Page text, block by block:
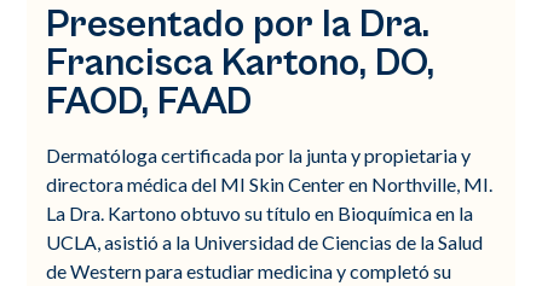
Presentado por la Dra.
Francisca Kartono, DO,
FAOD, FAAD
Dermatóloga certificada por la junta y propietaria y
directora médica del MI Skin Center en Northville, MI.
La Dra. Kartono obtuvo su título en Bioquímica en la
UCLA, asistió a la Universidad de Ciencias de la Salud
de Western para estudiar medicina y completó su